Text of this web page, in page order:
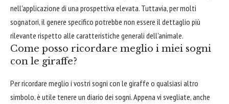
nell'applicazione di una prospettiva elevata. Tuttavia, per molti
sognatori, il genere specifico potrebbe non essere il dettaglio più
rilevante rispetto alle caratteristiche generali dell'animale.
Come posso ricordare meglio i miei sogni
con le giraffe?
Per ricordare meglio i vostri sogni con le giraffe o qualsiasi altro
simbolo, è utile tenere un diario dei sogni. Appena vi svegliate, anche